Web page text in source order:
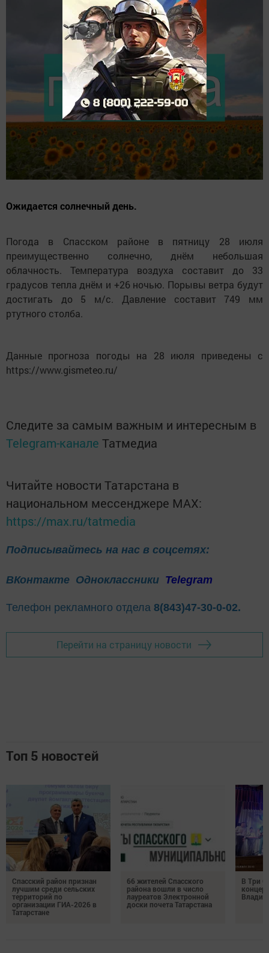
Ожидается солнечный день.
Погода в Спасском районе в пятницу 28 июля
преимущественно солнечно, днём небольшая
облачность. Температура воздуха составит до 33
градусов тепла днём и +26 ночью. Порывы ветра будут
достигать до 5 м/с. Давление составит 749 мм
ртутного столба.
Данные прогноза погоды на 28 июля приведены с
https://www.gismeteo.ru/
Следите за самым важным и интересным в
Telegram-канале Татмедиа
Читайте новости Татарстана в
национальном мессенджере MАХ:
https://max.ru/tatmedia
Подписывайтесь на нас в соцсетях:
ВКонтакте Одноклассники Telegram
Телефон рекламного отдела 8(843)47-30-0-02.
Перейти на страницу новости
Топ 5 новостей
Спасский район признан
лучшим среди сельских
территорий по
организации ГИА-2026 в
Татарстане
66 жителей Спасского
района вошли в число
лауреатов Электронной
доски почета Татарстана
В Три